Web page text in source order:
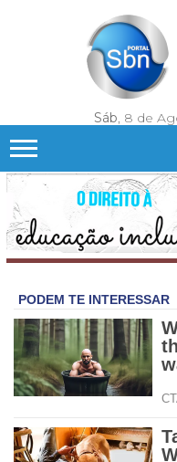
Sáb, 8 de